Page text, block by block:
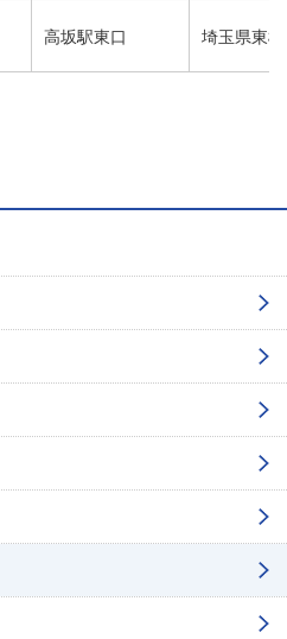
高坂駅東口 埼玉県東